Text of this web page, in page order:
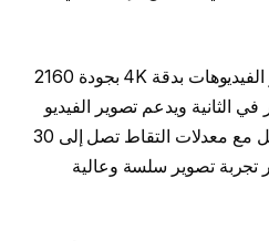
يدعم هاتف Vivo V21 تصوير الفيديوهات بدقة 4K بجودة 2160
التقاط 30 إطار في الثانية ويدعم تصوير الفيديو
بجودة FHD بدقة 1080 بكسل مع معدلات التقاط تصل إلى 30
تجربة تصوير سلسة وعالية